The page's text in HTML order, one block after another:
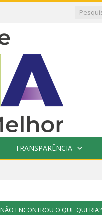
TRANSPARÊNCIA
NÃO ENCONTROU O QUE QUERIA?